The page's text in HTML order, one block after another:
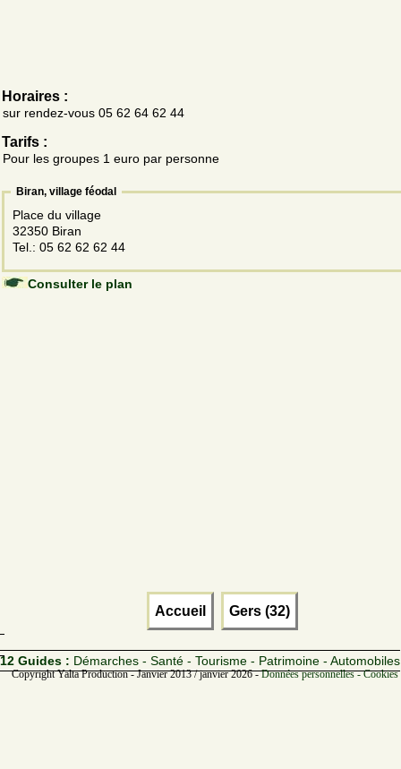
Horaires :
sur rendez-vous 05 62 64 62 44
Tarifs :
Pour les groupes 1 euro par personne
Biran, village féodal
Place du village
32350 Biran
Tel.: 05 62 62 62 44
Consulter le plan
Accueil Gers (32)
12 Guides : Démarches - Santé - Tourisme - Patrimoine - Automobiles
Copyright Yalta Production - Janvier 2013 / janvier 2026 -Données personnelles -